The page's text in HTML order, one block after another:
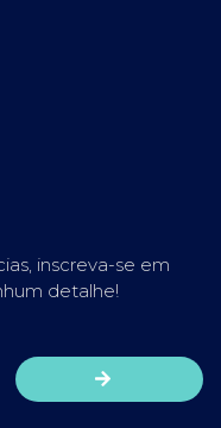
inscreva-se em
detalhe!